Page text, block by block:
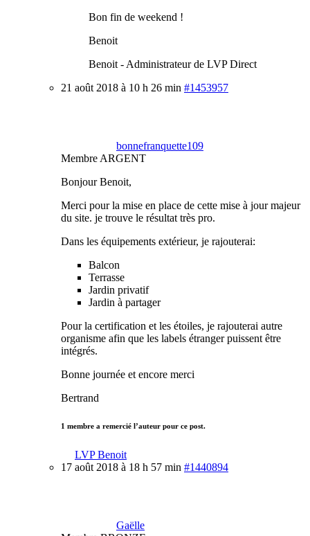
Bon fin de weekend !
Benoit
Benoit - Administrateur de LVP Direct
21 août 2018 à 10 h 26 min #1453957
bonnefranquette109
Membre ARGENT
Bonjour Benoit,
Merci pour la mise en place de cette mise à jour majeur
du site. je trouve le résultat très pro.
Dans les équipements extérieur, je rajouterai:
Balcon
Terrasse
Jardin privatif
Jardin à partager
Pour la certification et les étoiles, je rajouterai autre
organisme afin que les labels étranger puissent être
intégrés.
Bonne journée et encore merci
Bertrand
1 membre a remercié l’auteur pour ce post.
LVP Benoit
17 août 2018 à 18 h 57 min #1440894
Gaëlle